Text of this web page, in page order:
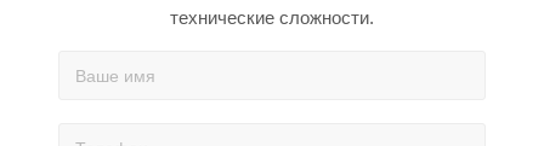
технические сложности.